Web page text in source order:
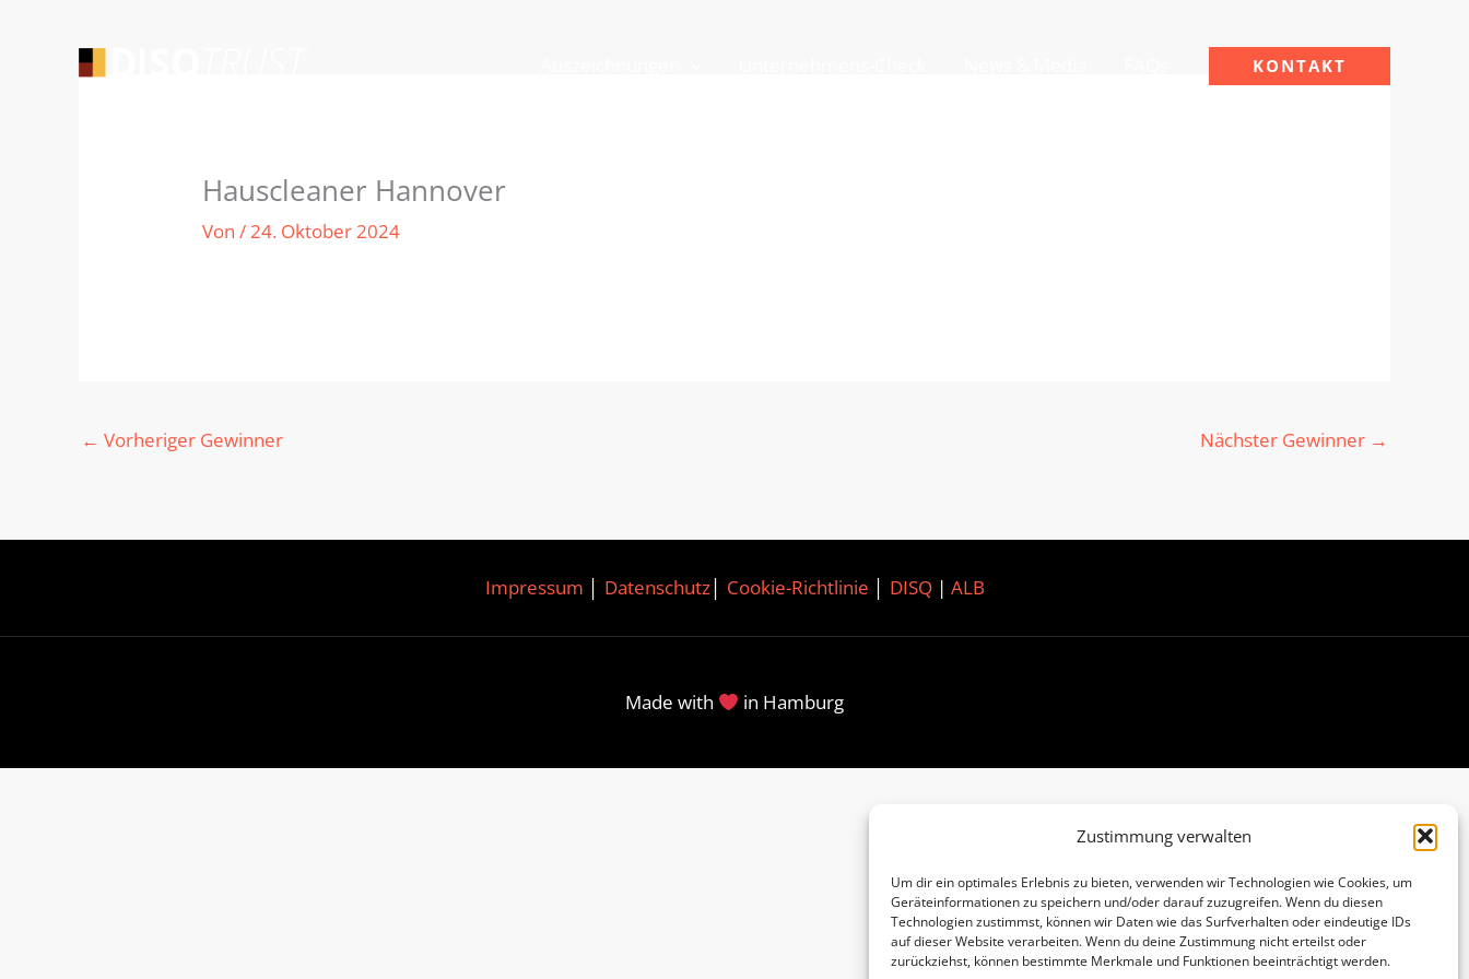
Zustimmung verwalten
Um dir ein optimales Erlebnis zu bieten, verwenden wir Technologien wie Cookies, um
Geräteinformationen zu speichern und/oder darauf zuzugreifen. Wenn du diesen
Technologien zustimmst, können wir Daten wie das Surfverhalten oder eindeutige IDs
auf dieser Website verarbeiten. Wenn du deine Zustimmung nicht erteilst oder
zurückziehst, können bestimmte Merkmale und Funktionen beeinträchtigt werden.
KONTAKT
Hauscleaner Hannover
Von/24. Oktober 2024
← Vorheriger Gewinner Nächster Gewinner →
Impressum Datenschutz│ Cookie-Richtlinie DISQ| ALB
Made with in Hamburg